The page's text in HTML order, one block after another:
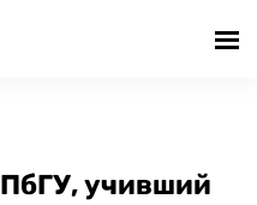
учивший